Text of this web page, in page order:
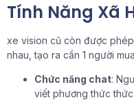
Tính Năng Xã
xe vision cũ còn được
nhau, tạo ra cần 1 người
Chức năng chat:
viết phương thức